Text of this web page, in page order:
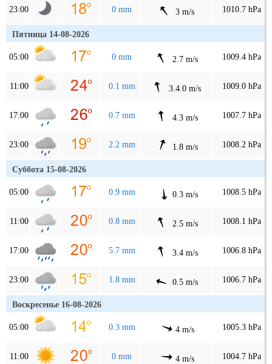
23:00 0 mm 3 m/s 1010.7 hPa
Пятница 14-08-2026
05:00 0 mm 2.7 m/s 1009.4 hPa
11:00 0.1 mm 3.4.0 m/s 1009.0 hPa
17:00 0.7 mm 4.3 m/s 1007.7 hPa
23:00 2.2 mm 1.8 m/s 1008.2 hPa
Суббота 15-08-2026
05:00 0.9 mm 0.3 m/s 1008.5 hPa
11:00 0.8 mm 2.5 m/s 1008.1 hPa
17:00 5.7 mm 3.4 m/s 1006.8 hPa
23:00 1.8 mm 0.5 m/s 1006.7 hPa
Воскресенье 16-08-2026
05:00 0.3 mm 4 m/s 1005.3 hPa
11:00 0 mm 4 m/s 1004.7 hPa